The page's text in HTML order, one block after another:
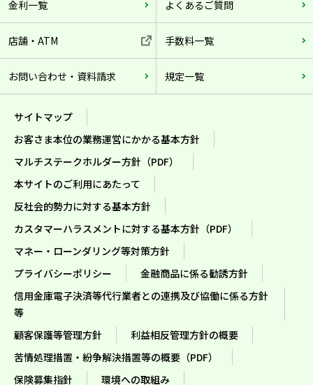
完済時に本契約を解除することになります。
・ローンの詳しい内容または現在のご融資利率につき
ましては、当金庫のフリーダイヤル0120-110-878
（平日9：00～17：00）までお問い合わせくださ
い。
金利一覧 よくあるご質問
店舗・ATM 手数料一覧
お問い合わせ・資料請求 規定一覧
サイトマップ
お客さま本位の業務運営にかかる基本方針
マルチステークホルダー方針（PDF）
本サイトのご利用にあたって
反社会的勢力に対する基本方針
カスタマーハラスメントに対する基本方針（PDF）
マネー・ローンダリング等対策方針
プライバシーポリシー
金融商品に係る勧誘方針
信用金庫電子決済等代行業者との連携及び協働に係る方針
等
顧客保護等管理方針
利益相反管理方針の概要
苦情処理措置・紛争解決措置等の概要（PDF）
保険募集指針
環境への取組み